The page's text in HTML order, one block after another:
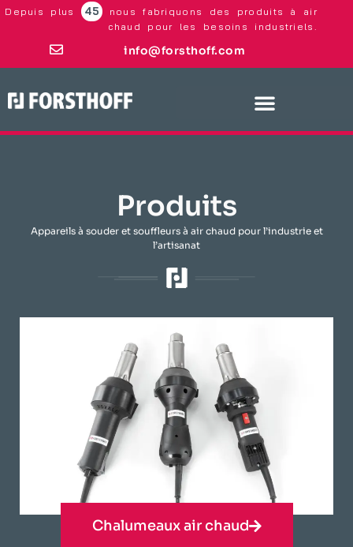
Depuis plus 45
nous fabriquons des produits à air
chaud pour les besoins industriels.
info@forsthoff.com
Produits
Appareils à souder et souffleurs à air chaud pour l’industrie et
l’artisanat
Chalumeaux air chaud